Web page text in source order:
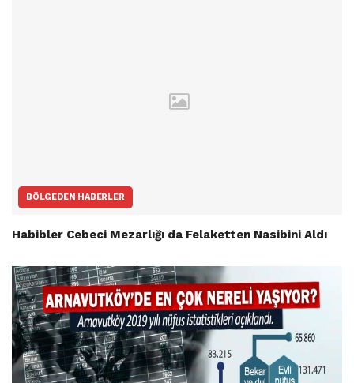
BÖLGEDEN HABERLER
Habibler Cebeci Mezarlığı da Felaketten Nasibini Aldı